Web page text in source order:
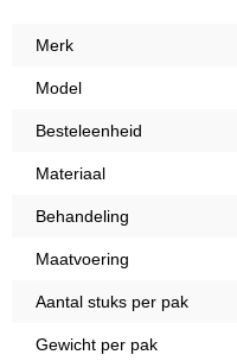
Merk
Model
Besteleenheid
Materiaal
Behandeling
Maatvoering
Aantal stuks per pak
Gewicht per pak